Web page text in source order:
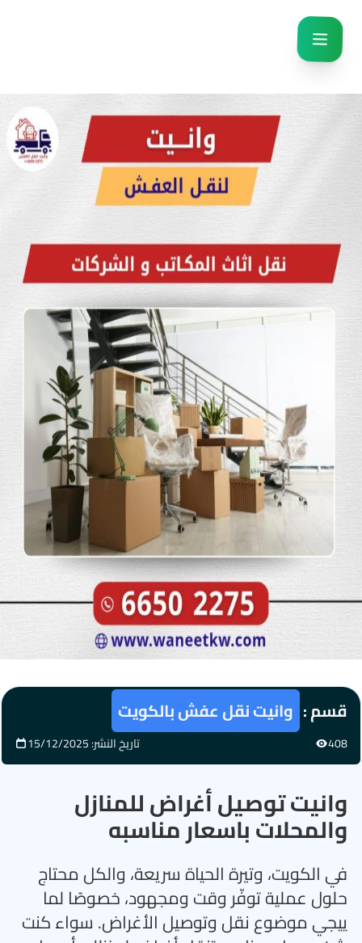
قسم : وانيت نقل عفش بالكويت
408 تاريخ النشر: 15/12/2025
وانيت توصيل أغراض للمنازل
والمحلات باسعار مناسبه
في الكويت، وتيرة الحياة سريعة، والكل محتاج
حلول عملية توفّر وقت ومجهود، خصوصًا لما
ييجي موضوع نقل وتوصيل الأغراض. سواء كنت